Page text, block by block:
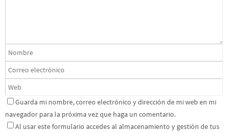
Guarda mi nombre, correo electrónico y dirección de mi web en mi
navegador para la próxima vez que haga un comentario.
Al usar este formulario accedes al almacenamiento y gestión de tus